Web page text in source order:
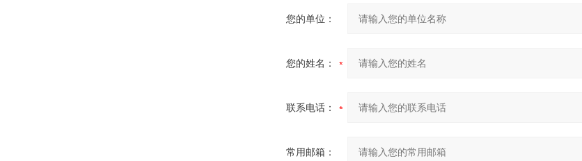
您的单位：
您的姓名：
联系电话：
常用邮箱：